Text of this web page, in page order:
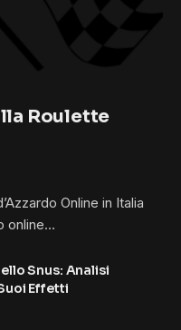
Roulette
Online in Italia
online…
Snus: Analisi
Effetti